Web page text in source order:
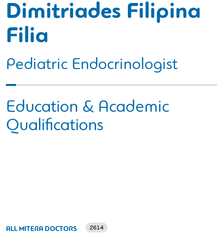
Dimitriades Filipina
Filia
Pediatric Endocrinologist
Education & Academic
Qualifications
ALL MITERA DOCTORS 2614